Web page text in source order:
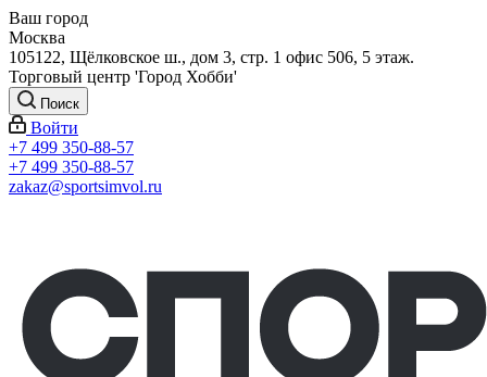
Ваш город
Москва
105122, Щёлковское ш., дом 3, стр. 1 офис 506, 5 этаж.
Торговый центр 'Город Хобби'
Поиск
Войти
+7 499 350-88-57
+7 499 350-88-57
zakaz@sportsimvol.ru